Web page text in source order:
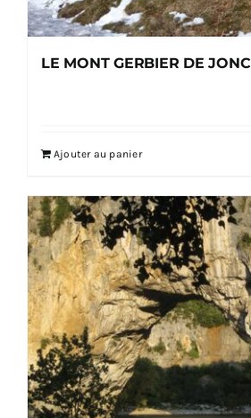
LE MONT GERBIER DE JONC
Ajouter au panier